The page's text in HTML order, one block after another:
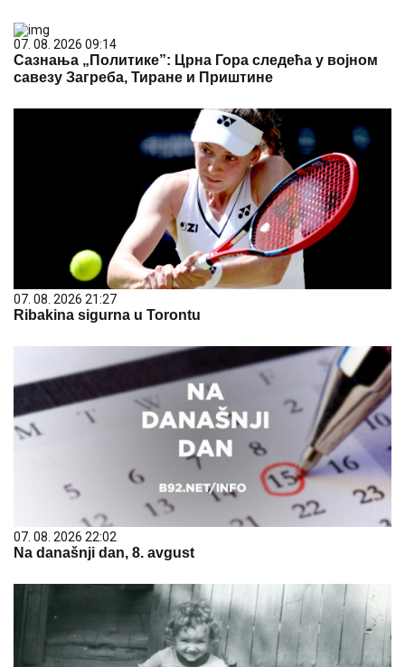
07. 08. 2026 09:14
Сазнања „Политике”: Црна Гора следећа у војном
савезу Загреба, Тиране и Приштине
07. 08. 2026 21:27
Ribakina sigurna u Torontu
07. 08. 2026 22:02
Na današnji dan, 8. avgust